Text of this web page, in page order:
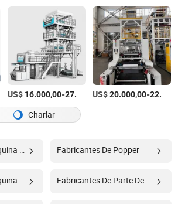
/units
US$ 16.000,00-27.740,00 /units
US$20.000,00-22.500,00
Charlar
Fabricantes De Popper